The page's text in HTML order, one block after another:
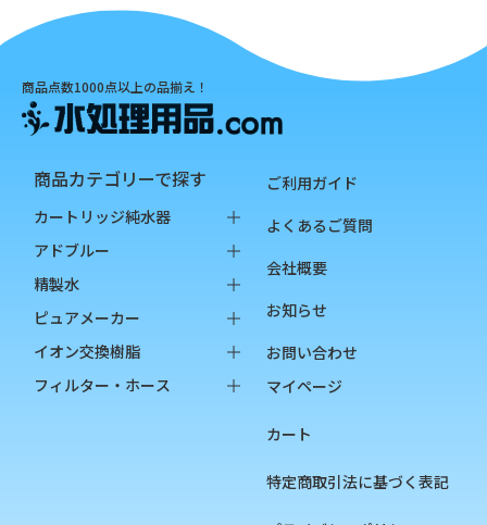
商品点数1000点以上の品揃え！
商品カテゴリーで探す
カートリッジ純水器
純水器本体
オプション品
消耗品
アドブルー
バッグインボックス
ペットボトル
精製水
バッグインボックス
ペットボトル
オプション品
ピュアメーカー
本体
カートリッジ
イオン交換樹脂
純水用イオン交換樹脂
フィルター・ホース
ご利用ガイド
よくあるご質問
会社概要
お知らせ
お問い合わせ
マイページ
カート
特定商取引法に基づく表記